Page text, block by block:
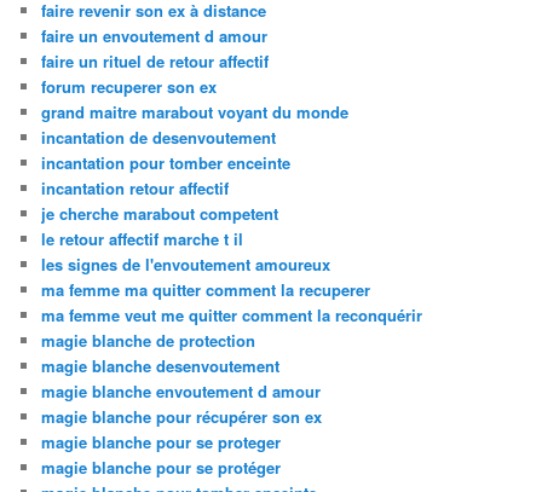
faire revenir son ex à distance
faire un envoutement d amour
faire un rituel de retour affectif
forum recuperer son ex
grand maitre marabout voyant du monde
incantation de desenvoutement
incantation pour tomber enceinte
incantation retour affectif
je cherche marabout competent
le retour affectif marche t il
les signes de l'envoutement amoureux
ma femme ma quitter comment la recuperer
ma femme veut me quitter comment la reconquérir
magie blanche de protection
magie blanche desenvoutement
magie blanche envoutement d amour
magie blanche pour récupérer son ex
magie blanche pour se proteger
magie blanche pour se protéger